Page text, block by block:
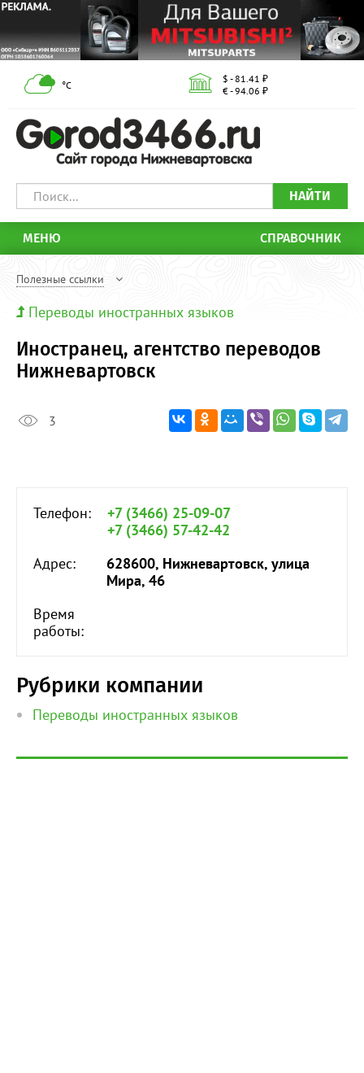
°С
$ - 81.41 ₽
€ - 94.06 ₽
НАЙТИ
МЕНЮ СПРАВОЧНИК
Полезные ссылки
Переводы иностранных языков
Иностранец, агентство переводов
Нижневартовск
3
Телефон:
+7 (3466) 25-09-07
+7 (3466) 57-42-42
Адрес:
628600, Нижневартовск, улица
Мира, 46
Время
работы:
Рубрики компании
Переводы иностранных языков